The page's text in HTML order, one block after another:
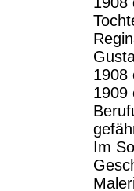
1908
1909
Im